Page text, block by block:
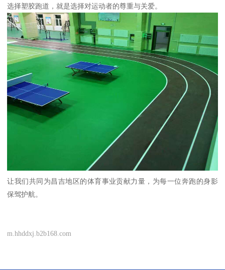
选择塑胶跑道，就是选择对运动者的尊重与关爱。
让我们共同为昌吉地区的体育事业贡献力量，为每一位奔跑的身影
保驾护航。
m.hhddxj.b2b168.com